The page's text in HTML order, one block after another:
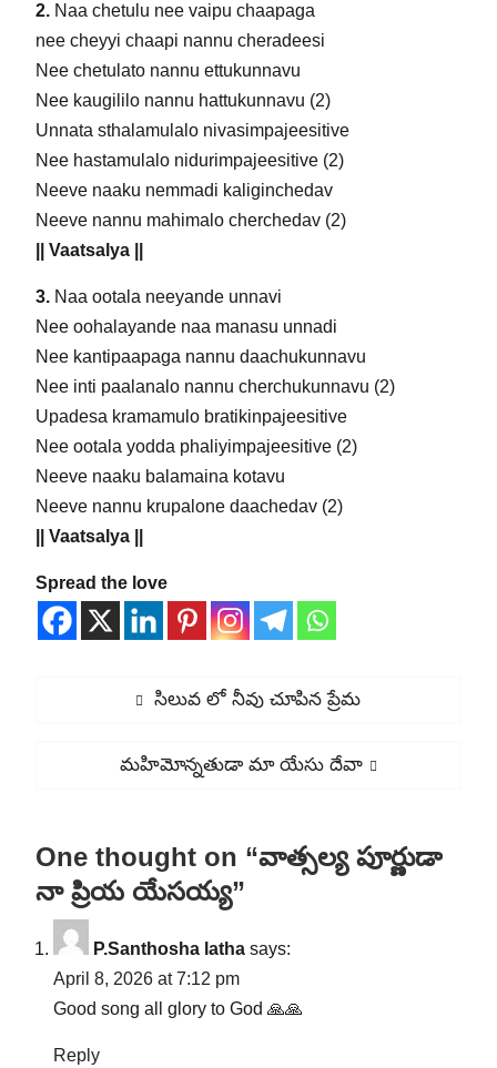
2.Naa chetulu nee vaipu chaapaga
nee cheyyi chaapi nannu cheradeesi
Nee chetulato nannu ettukunnavu
Nee kaugililo nannu hattukunnavu (2)
Unnata sthalamulalo nivasimpajeesitive
Nee hastamulalo nidurimpajeesitive (2)
Neeve naaku nemmadi kaliginchedav
Neeve nannu mahimalo cherchedav (2)
|| Vaatsalya ||
3.Naa ootala neeyande unnavi
Nee oohalayande naa manasu unnadi
Nee kantipaapaga nannu daachukunnavu
Nee inti paalanalo nannu cherchukunnavu (2)
Upadesa kramamulo bratikinpajeesitive
Nee ootala yodda phaliyimpajeesitive (2)
Neeve naaku balamaina kotavu
Neeve nannu krupalone daachedav (2)
|| Vaatsalya ||
Spread the love
Previous
సిలువ లో నీవు చూపిన ప్రేమ
Next
మహిమోన్నతుడా మా యేసు దేవా
One thought on “వాత్సల్య పూర్ణుడా
నా ప్రియ యేసయ్య”
P.Santhosha latha says:
April 8, 2026 at 7:12 pm
Good song all glory to God 🙏🙏
Reply